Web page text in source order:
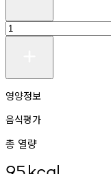
영양정보
음식평가
총 열량